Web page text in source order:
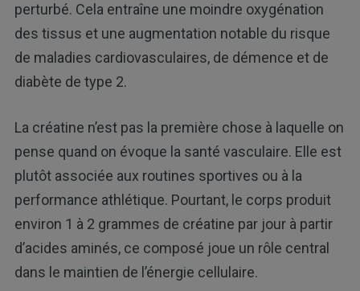
perturbé. Cela entraîne une moindre oxygénation
des tissus et une augmentation notable du risque
de maladies cardiovasculaires, de démence et de
diabète de type 2.
La créatine n’est pas la première chose à laquelle on
pense quand on évoque la santé vasculaire. Elle est
plutôt associée aux routines sportives ou à la
performance athlétique. Pourtant, le corps produit
environ 1 à 2 grammes de créatine par jour à partir
d’acides aminés, ce composé joue un rôle central
dans le maintien de l’énergie cellulaire.